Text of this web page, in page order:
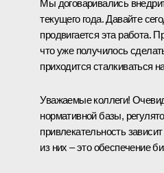
Мы договаривались
текущего года. Давайте
продвигается эта работа.
что уже получилось
приходится сталкиваться
Уважаемые коллеги!
нормативной базы,
привлекательность
из них – это обеспечение